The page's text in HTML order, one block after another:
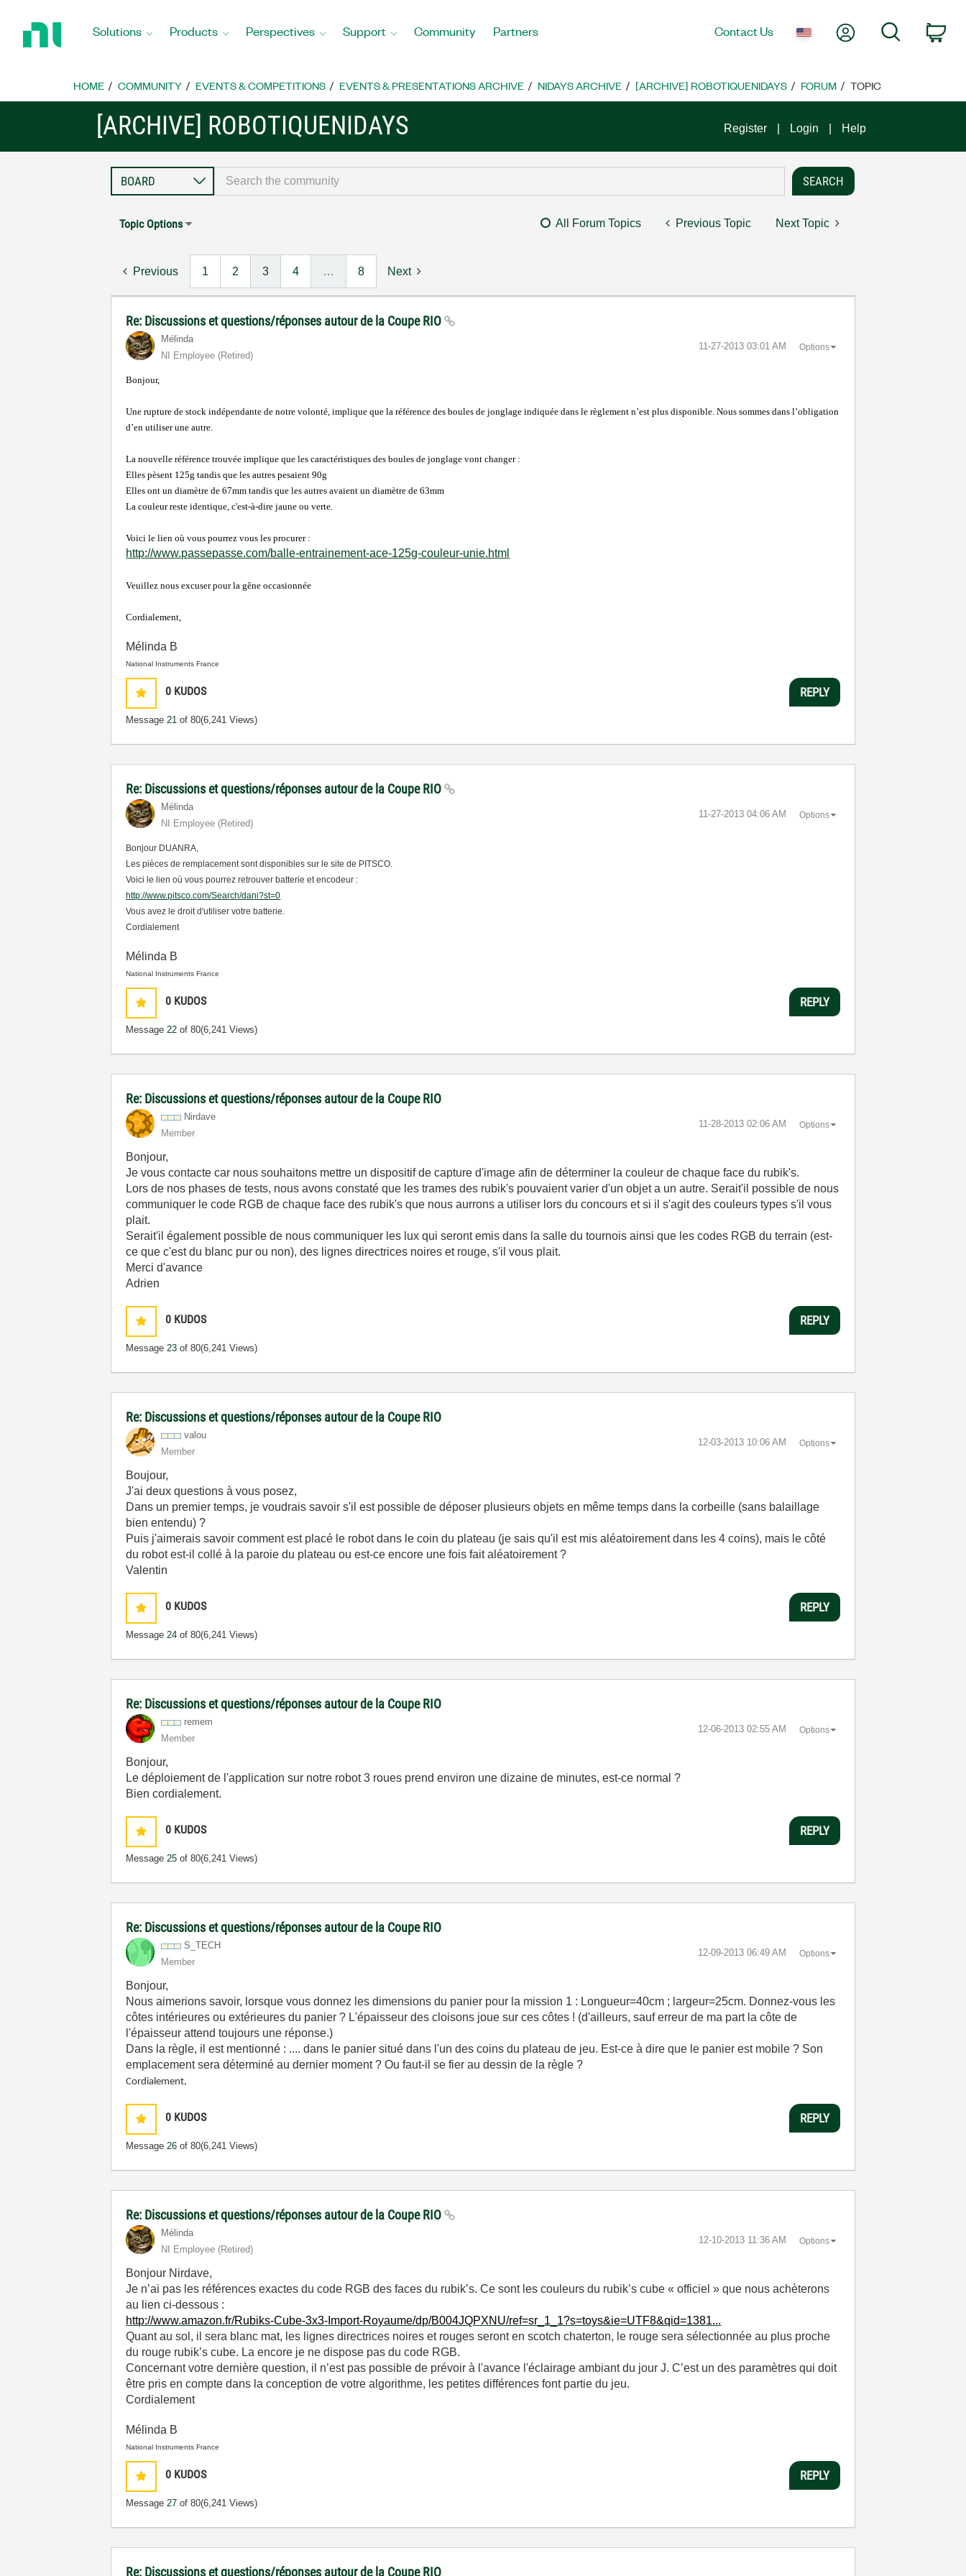
Home
Solutions Products Perspectives Support Community Partners Contact Us My AccountSearch
HOME COMMUNITY EVENTS & COMPETITIONS EVENTS & PRESENTATIONS ARCHIVE NIDAYS ARCHIVE [ARCHIVE] ROBOTIQUENIDAYS FORUM TOPIC
[ARCHIVE] ROBOTIQUENIDAYS Register Login Help
Topic Options All Forum Topics Previous Topic Next Topic
Previous 1 2 3 4 … 8 Next
Re: Discussions et questions/réponses autour de la Coupe RIO
Mélinda
NI Employee (retired)
‎11-27-2013 03:01 AM Options
Bonjour,
Une rupture de stock indépendante de notre volonté, implique que la référence des boules de jonglage indiquée dans le règlement n’est plus disponible. Nous sommes dans l’obligation
d’en utiliser une autre.
La nouvelle référence trouvée implique que les caractéristiques des boules de jonglage vont changer :
Elles pèsent 125g tandis que les autres pesaient 90g
Elles ont un diamètre de 67mm tandis que les autres avaient un diamètre de 63mm
La couleur reste identique, c'est-à-dire jaune ou verte.
Voici le lien où vous pourrez vous les procurer :
http://www.passepasse.com/balle-entrainement-ace-125g-couleur-unie.html
Veuillez nous excuser pour la gêne occasionnée
Cordialement,
Mélinda B
National Instruments France
0 KUDOS
Message21 of 80(6,241 Views)
REPLY
Re: Discussions et questions/réponses autour de la Coupe RIO
Mélinda
NI Employee (retired)
‎11-27-2013 04:06 AM Options
Bonjour DUANRA,
Les pièces de remplacement sont disponibles sur le site de PITSCO.
Voici le lien où vous pourrez retrouver batterie et encodeur :
http://www.pitsco.com/Search/dani?st=0
Vous avez le droit d'utiliser votre batterie.
Cordialement
Mélinda B
National Instruments France
0 KUDOS
Message22 of 80(6,241 Views)
REPLY
Re: Discussions et questions/réponses autour de la Coupe RIO
Nirdave
Member
‎11-28-2013 02:06 AM Options
Bonjour,
Je vous contacte car nous souhaitons mettre un dispositif de capture d'image afin de déterminer la couleur de chaque face du rubik's.
Lors de nos phases de tests, nous avons constaté que les trames des rubik's pouvaient varier d'un objet a un autre. Serait'il possible de nous
communiquer le code RGB de chaque face des rubik's que nous aurrons a utiliser lors du concours et si il s'agit des couleurs types s'il vous
plait.
Serait'il également possible de nous communiquer les lux qui seront emis dans la salle du tournois ainsi que les codes RGB du terrain (est-
ce que c'est du blanc pur ou non), des lignes directrices noires et rouge, s'il vous plait.
Merci d'avance
Adrien
0 KUDOS
Message23 of 80(6,241 Views)
REPLY
Re: Discussions et questions/réponses autour de la Coupe RIO
valou
Member
‎12-03-2013 10:06 AM Options
Boujour,
J'ai deux questions à vous posez,
Dans un premier temps, je voudrais savoir s'il est possible de déposer plusieurs objets en même temps dans la corbeille (sans balaillage
bien entendu) ?
Puis j'aimerais savoir comment est placé le robot dans le coin du plateau (je sais qu'il est mis aléatoirement dans les 4 coins), mais le côté
du robot est-il collé à la paroie du plateau ou est-ce encore une fois fait aléatoirement ?
Valentin
0 KUDOS
Message24 of 80(6,241 Views)
REPLY
Re: Discussions et questions/réponses autour de la Coupe RIO
remem
Member
‎12-06-2013 02:55 AM Options
Bonjour,
Le déploiement de l'application sur notre robot 3 roues prend environ une dizaine de minutes, est-ce normal ?
Bien cordialement.
0 KUDOS
Message25 of 80(6,241 Views)
REPLY
Re: Discussions et questions/réponses autour de la Coupe RIO
S_TECH
Member
‎12-09-2013 06:49 AM Options
Bonjour,
Nous aimerions savoir, lorsque vous donnez les dimensions du panier pour la mission 1 : Longueur=40cm ; largeur=25cm. Donnez-vous les
côtes intérieures ou extérieures du panier ? L'épaisseur des cloisons joue sur ces côtes ! (d'ailleurs, sauf erreur de ma part la côte de
l'épaisseur attend toujours une réponse.)
Dans la règle, il est mentionné : .... dans le panier situé dans l'un des coins du plateau de jeu. Est-ce à dire que le panier est mobile ? Son
emplacement sera déterminé au dernier moment ? Ou faut-il se fier au dessin de la règle ?
Cordialement,
0 KUDOS
Message26 of 80(6,241 Views)
REPLY
Re: Discussions et questions/réponses autour de la Coupe RIO
Mélinda
NI Employee (retired)
‎12-10-2013 11:36 AM Options
Bonjour Nirdave,
Je n’ai pas les références exactes du code RGB des faces du rubik’s. Ce sont les couleurs du rubik’s cube « officiel » que nous achèterons
au lien ci-dessous :
http://www.amazon.fr/Rubiks-Cube-3x3-Import-Royaume/dp/B004JQPXNU/ref=sr_1_1?s=toys&ie=UTF8&qid=1381...
Quant au sol, il sera blanc mat, les lignes directrices noires et rouges seront en scotch chaterton, le rouge sera sélectionnée au plus proche
du rouge rubik’s cube. La encore je ne dispose pas du code RGB.
Concernant votre dernière question, il n’est pas possible de prévoir à l'avance l'éclairage ambiant du jour J. C’est un des paramètres qui doit
être pris en compte dans la conception de votre algorithme, les petites différences font partie du jeu.
Cordialement
Mélinda B
National Instruments France
0 KUDOS
Message27 of 80(6,241 Views)
REPLY
Re: Discussions et questions/réponses autour de la Coupe RIO